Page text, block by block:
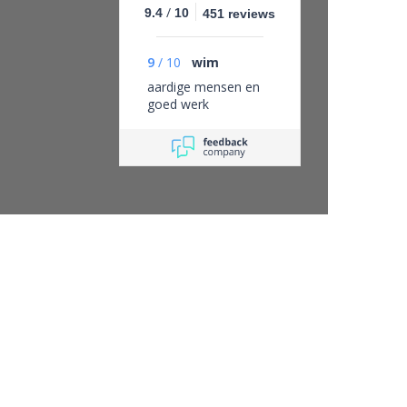
9.4 / 10 451 reviews
9 / 10
wim
aardige mensen en
goed werk